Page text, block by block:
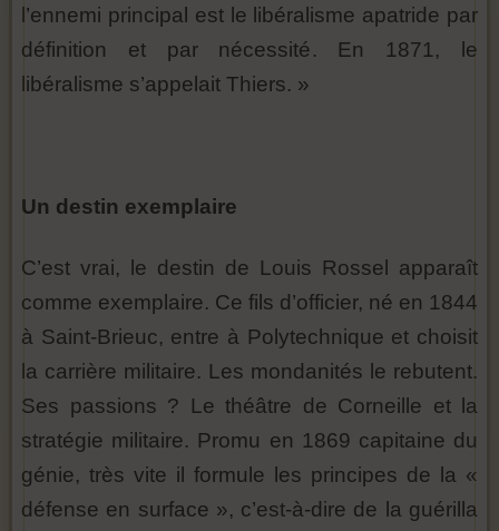
l’ennemi principal est le libéralisme apatride par
définition et par nécessité. En 1871, le
libéralisme s’appelait Thiers. »
Un destin exemplaire
C’est vrai, le destin de Louis Rossel apparaît
comme exemplaire. Ce fils d’officier, né en 1844
à Saint-Brieuc, entre à Polytechnique et choisit
la carrière militaire. Les mondanités le rebutent.
Ses passions ? Le théâtre de Corneille et la
stratégie militaire. Promu en 1869 capitaine du
génie, très vite il formule les principes de la «
défense en surface », c’est-à-dire de la guérilla